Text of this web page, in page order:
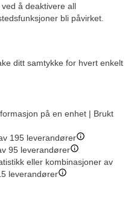
å deaktivere all
bli påvirket.
ditt samtykke for hvert enkelt
på en enhet | Brukt
195 leverandører
95 leverandører
eller kombinasjoner av
leverandører